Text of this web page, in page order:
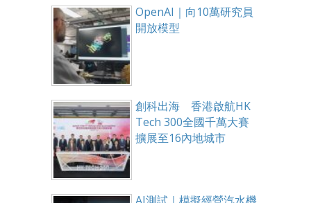
OpenAI｜向10萬研究員
開放模型
創科出海 香港啟航HK
Tech 300全國千萬大賽
擴展至16內地城市
AI測試｜模擬經營汽水機